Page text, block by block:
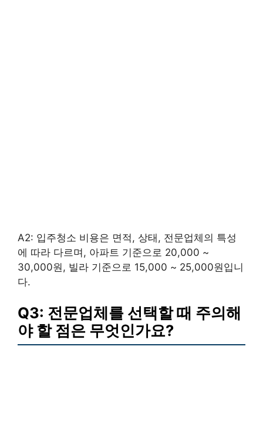
A2: 입주청소 비용은 면적, 상태, 전문업체의 특성
에 따라 다르며, 아파트 기준으로 20,000 ~
30,000원, 빌라 기준으로 15,000 ~ 25,000원입니
다.
Q3: 전문업체를 선택할 때 주의해
야 할 점은 무엇인가요?